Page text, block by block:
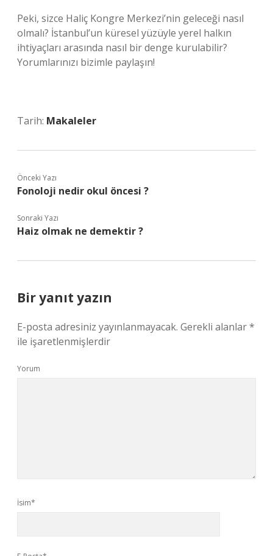
Peki, sizce Haliç Kongre Merkezi’nin geleceği nasıl
olmalı? İstanbul’un küresel yüzüyle yerel halkın
ihtiyaçları arasında nasıl bir denge kurulabilir?
Yorumlarınızı bizimle paylaşın!
Tarih: Makaleler
Önceki Yazı
Fonoloji nedir okul öncesi ?
Sonraki Yazı
Haiz olmak ne demektir ?
Bir yanıt yazın
E-posta adresiniz yayınlanmayacak. Gerekli alanlar*
ile işaretlenmişlerdir
Yorum
İsim*